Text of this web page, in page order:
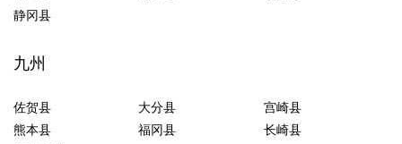
静冈县
九州
佐贺县 大分县
宫崎县
熊本县
福冈县
长崎县